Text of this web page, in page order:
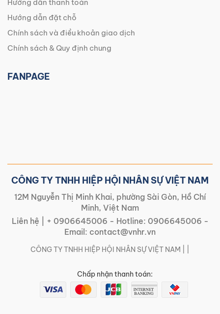
Hướng dẫn thanh toán
Hướng dẫn đặt chỗ
Chính sách và điều khoản giao dịch
Chính sách & Quy định chung
FANPAGE
CÔNG TY TNHH HIỆP HỘI NHÂN SỰ VIỆT NAM
12M Nguyễn Thị Minh Khai, phường Sài Gòn, Hồ Chí
Minh, Việt Nam
Liên hệ |
+ 0906645006 - Hotline: 0906645006 -
Email: contact@vnhr.vn
CÔNG TY TNHH HIỆP HỘI NHÂN SỰ VIỆT NAM | |
Chấp nhận thanh toán: